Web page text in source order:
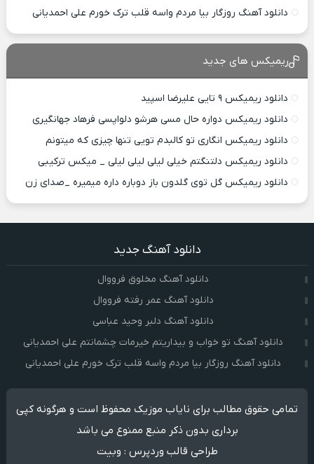
دانلود آهنگ روزگار بیا مردم واسه قلب ترک خورم علی احمدیانی
ریمیکس های جدید
دانلود ریمیکس ۹ تایی علیرضا اسپید
دانلود ریمیکس دواره حال مسی هرشو دلواپسی فرهاد جهانگیری
دانلود ریمیکس انگاری تو کالبدم تویی تنها چیزی که میتونم
دانلود ریمیکس دلتنگتم خیلی لیلی لیلی لیلی _ میکس ترکیبی
دانلود ریمیکس گل توی گلدون باز دوباره داره میمیره _صدای زن
دانلود آهنگ جدید
دانلود آهنگ مخلوق فرووال
دانلود آهنگ عمر رفته فرووال
دانلود آهنگ دلبر وحید عباسی
دانلود آهنگ تو خواب و بیداریتم خیرمات چشمانتم علی احمدیانی
دانلود آهنگ روزگار بیا مردم واسه قلب ترک خورم علی احمدیانی
تمامی حقوق مطالب برای نایاب موزیک محفوظ است و هرگونه کپی
برداری بدون ذکر منبع ممنوع می باشد
طراحی قالب وردپرس : وبیت